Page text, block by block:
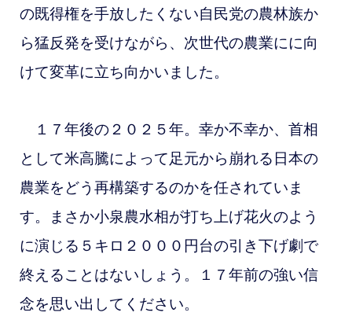
の既得権を手放したくない自民党の農林族か
ら猛反発を受けながら、次世代の農業にに向
けて変革に立ち向かいました。
１７年後の２０２５年。幸か不幸か、首相
として米高騰によって足元から崩れる日本の
農業をどう再構築するのかを任されていま
す。まさか小泉農水相が打ち上げ花火のよう
に演じる５キロ２０００円台の引き下げ劇で
終えることはないしょう。１７年前の強い信
念を思い出してください。